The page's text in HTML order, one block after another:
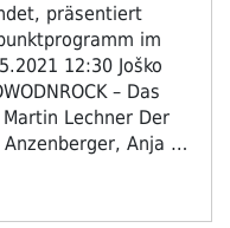
präsentiert
im
12:30 Joško
– Das
Lechner Der
Anzenberger, Anja …